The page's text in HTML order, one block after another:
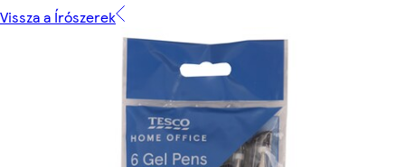
Vissza a Írószerek